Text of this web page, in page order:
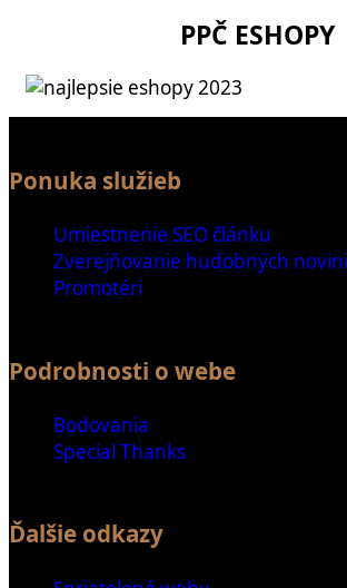
PPČ ESHOPY
Ponuka služieb
Umiestnenie SEO článku
Zverejňovanie hudobných
Promotéri
Podrobnosti o webe
Bodovania
Special Thanks
Ďalšie odkazy